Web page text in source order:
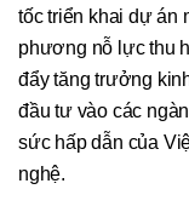
tốc triển khai dự án
phương nỗ lực thu
đẩy tăng trưởng
đầu tư vào các
sức hấp dẫn của
nghệ.